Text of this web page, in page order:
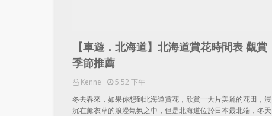
【車遊．北海道】北海道賞花時間表 觀賞
季節推薦
Kenne
5:52 下午
冬去春來，如果你想到北海道賞花，欣賞一大片美麗的花田，浸
沉在薰衣草的浪漫氣氛之中，但是北海道位於日本最北端，冬天